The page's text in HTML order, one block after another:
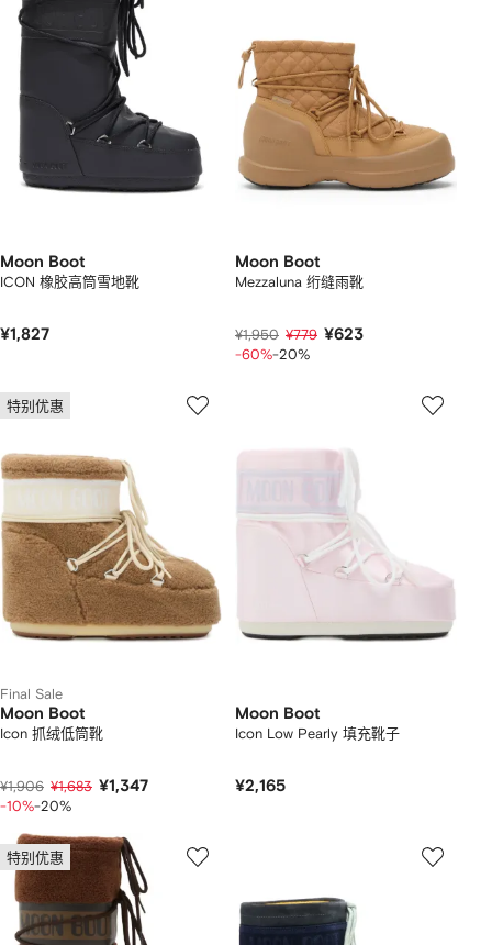
Moon Boot
ICON 橡胶高筒雪地靴
¥1,827
Moon Boot
Mezzaluna 绗缝雨靴
¥1,950 ¥779 ¥623
-60%-20%
特别优惠
Final Sale
Moon Boot
Icon 抓绒低筒靴
¥1,906 ¥1,683 ¥1,347
-10%-20%
Moon Boot
Icon Low Pearly 填充靴子
¥2,165
特别优惠